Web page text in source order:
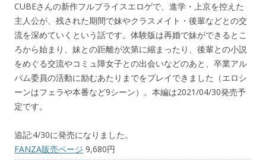
CUBEさんの新作フルプライスエロゲで、進学・上京を控えた
主人公が、残された期間で妹やクラスメイト・後輩などとの交
流を深めていくという話です。体験版は再婚で妹ができるとこ
ろから始まり、妹との距離が次第に縮まったり、後輩との小説
をめぐる交流やコミュ障女子との出会いなどのあと、卒業アル
バム委員の活動に励むあたりまでをプレイできました（エロシ
ーンはフェラや本番など9シーン）。本編は2021/04/30発売予
定です。
追記:4/30に発売になりました。
FANZA販売ページ 9,680円